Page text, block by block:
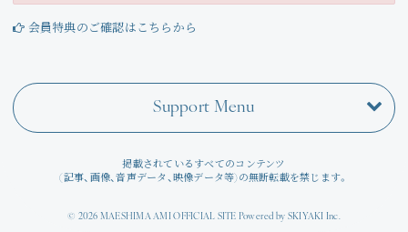
Voice
回想録
会員特典のご確認はこちらから
Support Menu
掲載されているすべてのコンテンツ
(記事、画像、音声データ、映像データ等)の無断転載を禁じます。
© 2026 MAESHIMA AMI OFFICIAL SITE Powered by SKIYAKI Inc.